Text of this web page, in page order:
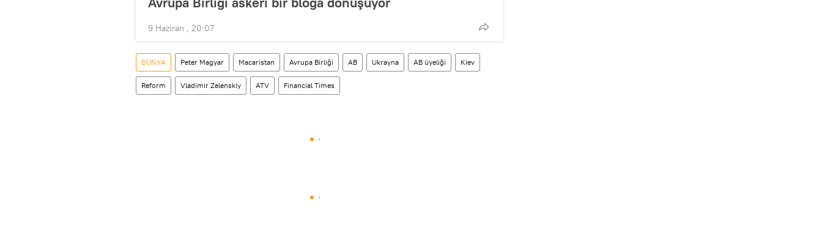
9 Haziran , 20:07
DÜNYA Peter Magyar Macaristan Avrupa Birliği AB Ukrayna AB üyeliği Kiev
Reform Vladimir Zelenskiy ATV Financial Times